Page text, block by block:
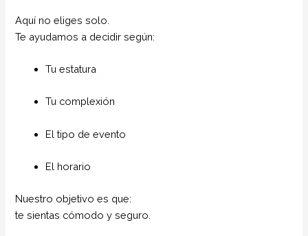
Aquí no eliges solo.
Te ayudamos a decidir según:
Tu estatura
Tu complexión
El tipo de evento
El horario
Nuestro objetivo es que:
te sientas cómodo y seguro.